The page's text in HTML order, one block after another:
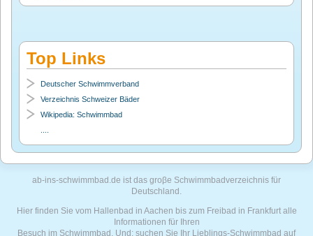
Top Links
Deutscher Schwimmverband
Verzeichnis Schweizer Bäder
Wikipedia: Schwimmbad
ab-ins-schwimmbad.de ist das groβe Schwimmbadverzeichnis für
Deutschland.
Hier finden Sie vom Hallenbad in Aachen bis zum Freibad in Frankfurt alle
Informationen für Ihren
Besuch im Schwimmbad. Und: suchen Sie Ihr Lieblings-Schwimmbad auf